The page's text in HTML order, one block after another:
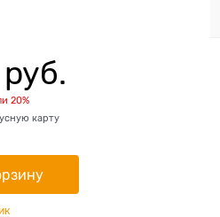
руб.
20%
карту